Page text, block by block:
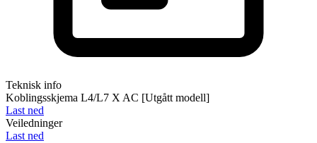
Teknisk info
Koblingsskjema L4/L7 X AC [Utgått modell]
Last ned
Veiledninger
Last ned